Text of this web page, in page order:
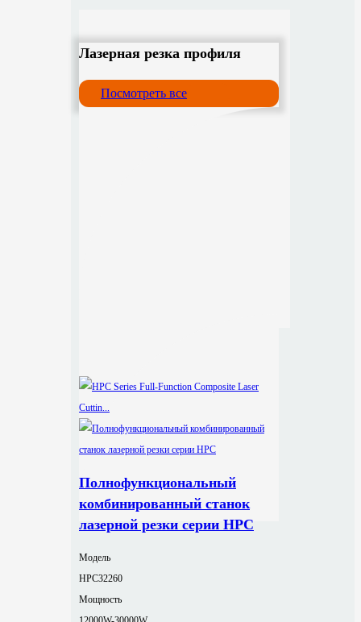
Лазерная резка профиля
Посмотреть все
Полнофункциональный
комбинированный станок
лазерной резки серии HPC
Модель
HPC32260
Мощность